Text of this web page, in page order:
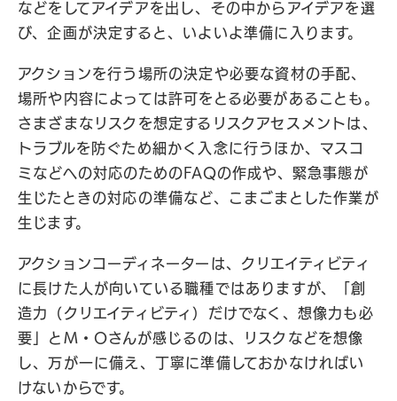
などをしてアイデアを出し、その中からアイデアを選
び、企画が決定すると、いよいよ準備に入ります。
アクションを行う場所の決定や必要な資材の手配、
場所や内容によっては許可をとる必要があることも。
さまざまなリスクを想定するリスクアセスメントは、
トラブルを防ぐため細かく入念に行うほか、マスコ
ミなどへの対応のためのFAQの作成や、緊急事態が
生じたときの対応の準備など、こまごまとした作業が
生じます。
アクションコーディネーターは、クリエイティビティ
に長けた人が向いている職種ではありますが、「創
造力（クリエイティビティ）だけでなく、想像力も必
要」とM・Oさんが感じるのは、リスクなどを想像
し、万が一に備え、丁寧に準備しておかなければい
けないからです。